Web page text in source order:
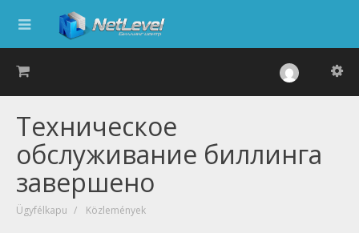
Техническое
обслуживание биллинга
завершено
Ügyfélkapu Közlemények